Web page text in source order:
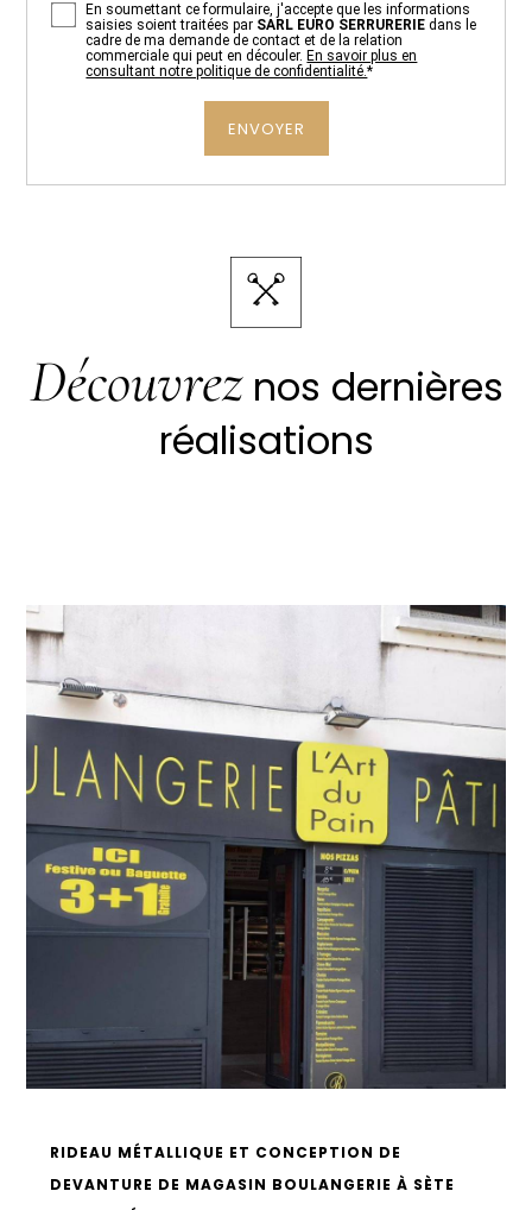
En soumettant ce formulaire, j'accepte que les informations
saisies soient traitées par SARL EURO SERRURERIE dans le
cadre de ma demande de contact et de la relation
commerciale qui peut en découler. En savoir plus en
consultant notre politique de confidentialité.*
Découvreznos dernières
réalisations
RIDEAU MÉTALLIQUE ET CONCEPTION DE
DEVANTURE DE MAGASIN BOULANGERIE À SÈTE